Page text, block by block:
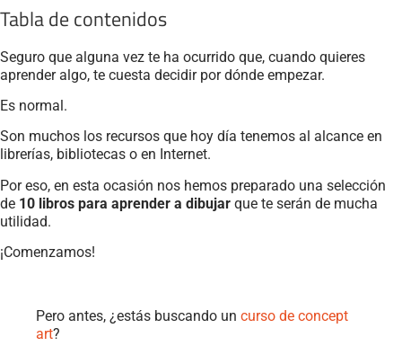
Tabla de contenidos
Seguro que alguna vez te ha ocurrido que, cuando quieres
aprender algo, te cuesta decidir por dónde empezar.
Es normal.
Son muchos los recursos que hoy día tenemos al alcance en
librerías, bibliotecas o en Internet.
Por eso, en esta ocasión nos hemos preparado una selección
de 10 libros para aprender a dibujar que te serán de mucha
utilidad.
¡Comenzamos!
Pero antes, ¿estás buscando un curso de concept
art?